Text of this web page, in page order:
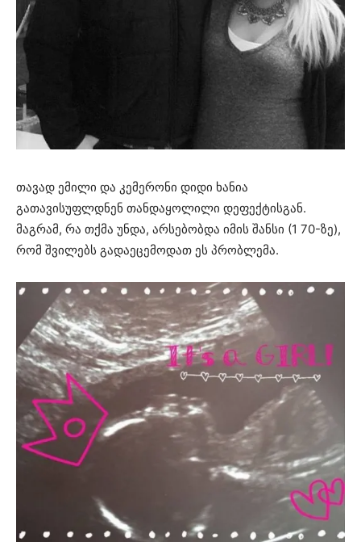
თავად ემილი და კემერონი დიდი ხანია
გათავისუფლდნენ თანდაყოლილი დეფექტისგან.
მაგრამ, რა თქმა უნდა, არსებობდა იმის შანსი (1 70-ზე),
რომ შვილებს გადაეცემოდათ ეს პრობლემა.